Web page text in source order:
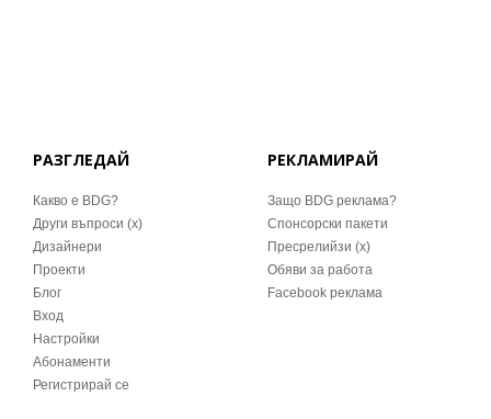
РАЗГЛЕДАЙ
Какво е BDG?
Други въпроси (x)
Дизайнери
Проекти
Блог
Вход
Настройки
Абонаменти
Регистрирай се
РЕКЛАМИРАЙ
Защо BDG реклама?
Спонсорски пакети
Пресрелийзи (x)
Обяви за работа
Facebook реклама